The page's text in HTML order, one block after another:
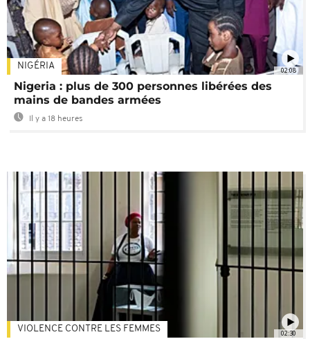
02:08
NIGÉRIA
Nigeria : plus de 300 personnes libérées des
mains de bandes armées
Il y a 18 heures
02:30
VIOLENCE CONTRE LES FEMMES